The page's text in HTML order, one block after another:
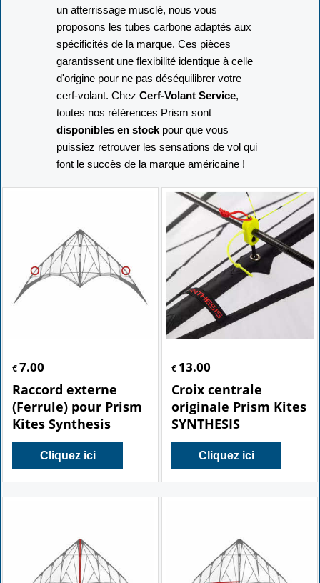
un atterrissage musclé, nous vous
proposons les tubes carbone adaptés aux
spécificités de la marque. Ces pièces
garantissent une flexibilité identique à celle
d'origine pour ne pas déséquilibrer votre
cerf-volant. Chez Cerf-Volant Service,
toutes nos références Prism sont
disponibles en stock pour que vous
puissiez retrouver les sensations de vol qui
font le succès de la marque américaine !
€ 7.00
Raccord externe
(Ferrule) pour Prism
Kites Synthesis
Cliquez ici
€ 13.00
Croix centrale
originale Prism Kites
SYNTHESIS
Cliquez ici